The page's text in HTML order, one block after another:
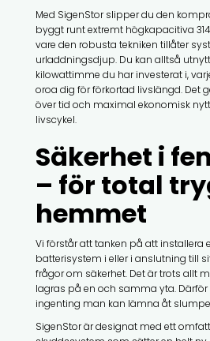
Med SigenStor slipper du den
byggt runt extremt högkapacitiva
vare den robusta tekniken tillåter
urladdningsdjup. Du kan alltså
kilowattimme du har investerat i,
oroa dig för förkortad livslängd. Det
över tid och maximal ekonomisk
livscykel.
Säkerhet i
– för total
hemmet
Vi förstår att tanken på att installera
batterisystem i eller i anslutning till
frågor om säkerhet. Det är trots allt
lagras på en och samma yta. Därför
ingenting man kan lämna åt
SigenStor är designat med ett